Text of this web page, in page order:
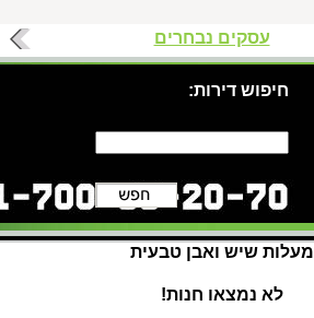
עסקים נבחרים
חיפוש דירות:
מעלות שיש ואבן טבעית
לא נמצאו חנות!